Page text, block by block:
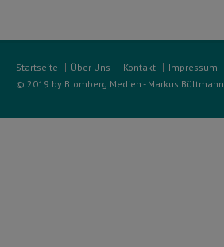
Startseite Über Uns Kontakt Impressum
© 2019 by Blomberg Medien - Markus Bültmann